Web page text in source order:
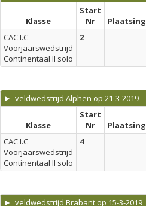
Klasse
Start
Nr
Plaatsing
CAC I.C
Voorjaarswedstrijd
Continentaal II solo
2
► veldwedstrijd Alphen op 21-3-2019
Klasse
Start
Nr
Plaatsing
CAC I.C
Voorjaarswedstrijd
Continentaal II solo
4
► veldwedstrijd Brabant op 15-3-2019